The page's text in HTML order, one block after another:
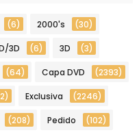
(6) 2000's (30)
3D (6) 3D (3)
(64) Capa DVD (2393)
Exclusiva (2246)
(208) Pedido (102)